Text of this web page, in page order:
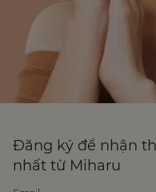
Đăng ký để nhận
nhất từ Miharu